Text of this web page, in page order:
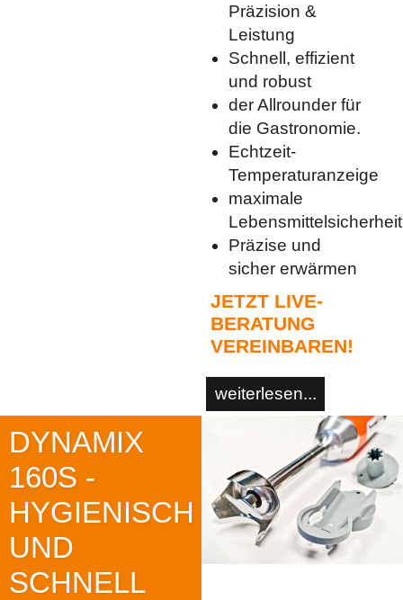
Präzision &
Leistung
Schnell, effizient
und robust
der Allrounder für
die Gastronomie.
Echtzeit-
Temperaturanzeige
maximale
Lebensmittelsicherheit
Präzise und
sicher erwärmen
JETZT LIVE-
BERATUNG
VEREINBAREN!
weiterlesen...
DYNAMIX
160S -
HYGIENISCH
UND
SCHNELL